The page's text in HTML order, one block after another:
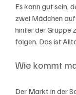
Es kann gut sein,
zwei Mädchen
hinter der Gruppe
folgen. Das ist
Wie kommt
Der Markt in der